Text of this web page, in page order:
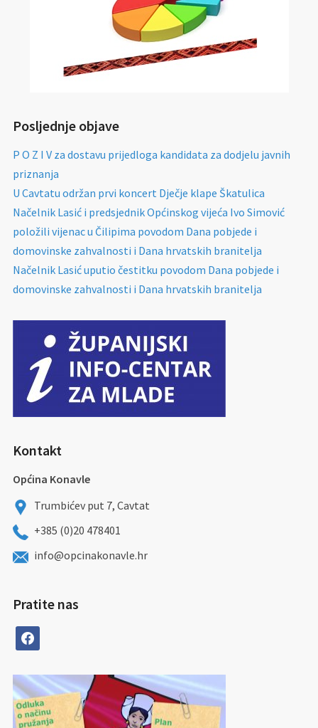
Posljednje objave
P O Z I V za dostavu prijedloga kandidata za dodjelu javnih
priznanja
U Cavtatu održan prvi koncert Dječje klape Škatulica
Načelnik Lasić i predsjednik Općinskog vijeća Ivo Simović
položili vijenac u Čilipima povodom Dana pobjede i
domovinske zahvalnosti i Dana hrvatskih branitelja
Načelnik Lasić uputio čestitku povodom Dana pobjede i
domovinske zahvalnosti i Dana hrvatskih branitelja
Kontakt
Općina Konavle
Trumbićev put 7, Cavtat
+385 (0)20 478401
info@opcinakonavle.hr
Pratite nas
facebook